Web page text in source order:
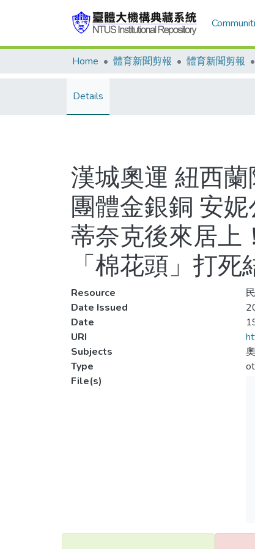
Home 體育新聞剪報 體育新聞剪報
Details
漢城奧運 紐西
團體金銀銅 安
蒂奈克後來居上
「棉花頭」打
Resource
Date Issued
Date
URI
Subjects
Type
File(s)